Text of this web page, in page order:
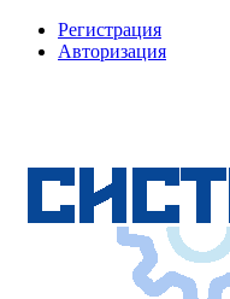
Регистрация
Авторизация